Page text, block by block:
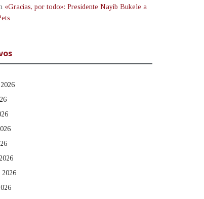
«Gracias, por todo»: Presidente Nayib Bukele a